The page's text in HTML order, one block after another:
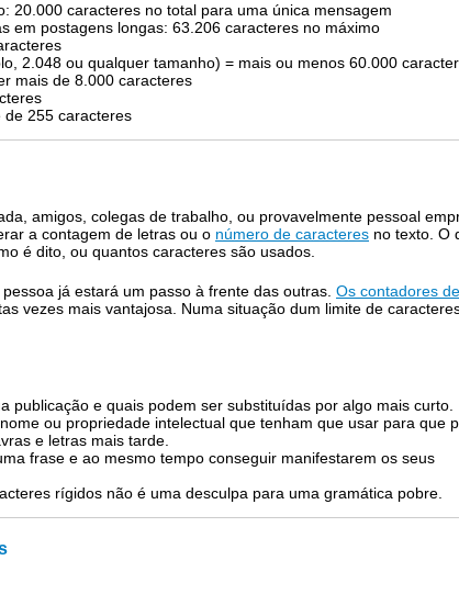
20.000 caracteres no total para uma única mensagem
em postagens longas: 63.206 caracteres no máximo
2.048 ou qualquer tamanho) = mais ou menos 60.000
mais de 8.000 caracteres
de 255 caracteres
amigos, colegas de trabalho, ou provavelmente pessoal
a contagem de letras ou o número de caracteres no texto. O
é dito, ou quantos caracteres são usados.
pessoa já estará um passo à frente das outras. Os contadores de
vezes mais vantajosa. Numa situação dum limite de
publicação e quais podem ser substituídas por algo mais curto.
ou propriedade intelectual que tenham que usar para que
e letras mais tarde.
frase e ao mesmo tempo conseguir manifestarem os seus
rígidos não é uma desculpa para uma gramática pobre.